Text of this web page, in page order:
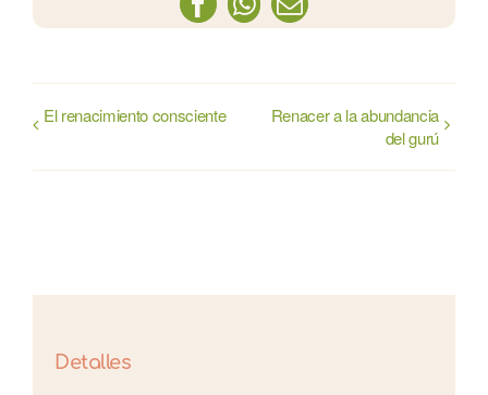
Facebook
WhatsApp
Correo
El renacimiento consciente
Renacer a la abundancia
del gurú
Detalles